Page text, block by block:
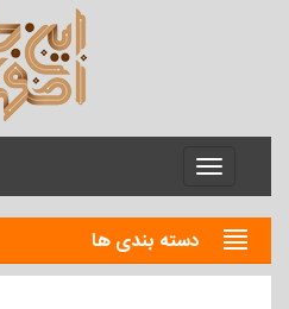
Menu
دسته بندی ها